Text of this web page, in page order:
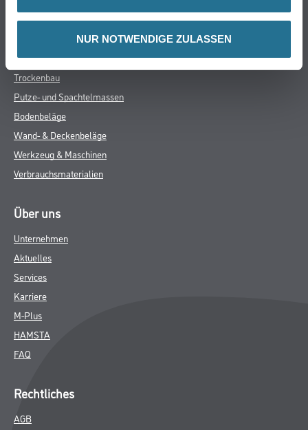
NUR NOTWENDIGE ZULASSEN
Online-Shop
WDV-Systeme
Trockenbau
Putze- und Spachtelmassen
Bodenbeläge
Wand- & Deckenbeläge
Werkzeug & Maschinen
Verbrauchsmaterialien
Über uns
Unternehmen
Aktuelles
Services
Karriere
M-Plus
HAMSTA
FAQ
Rechtliches
AGB